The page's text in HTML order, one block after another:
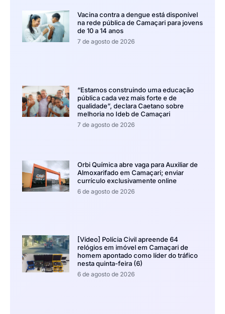
Vacina contra a dengue está disponível
na rede pública de Camaçari para jovens
de 10 a 14 anos
7 de agosto de 2026
“Estamos construindo uma educação
pública cada vez mais forte e de
qualidade”, declara Caetano sobre
melhoria no Ideb de Camaçari
7 de agosto de 2026
Orbi Química abre vaga para Auxiliar de
Almoxarifado em Camaçari; enviar
currículo exclusivamente online
6 de agosto de 2026
[Vídeo] Polícia Civil apreende 64
relógios em imóvel em Camaçari de
homem apontado como líder do tráfico
nesta quinta-feira (6)
6 de agosto de 2026